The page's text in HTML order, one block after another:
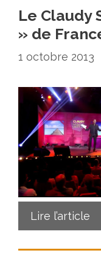
Le Claudy
» de
1 octobre 2013
Lire l’article